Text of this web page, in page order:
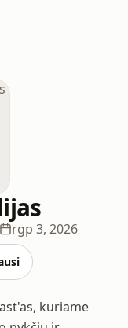
rgp 3, 2026
kuriame